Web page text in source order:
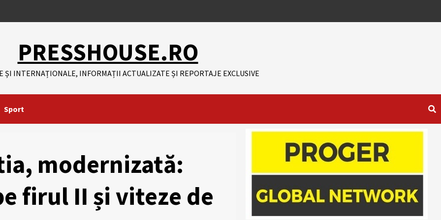
PRESSHOUSE.RO
ȘI INTERNAȚIONALE, INFORMAȚII ACTUALIZATE ȘI REPORTAJE EXCLUSIVE
Sport
modernizată:
firul II și viteze de